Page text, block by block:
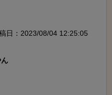
日：2023/08/04 12:25:05